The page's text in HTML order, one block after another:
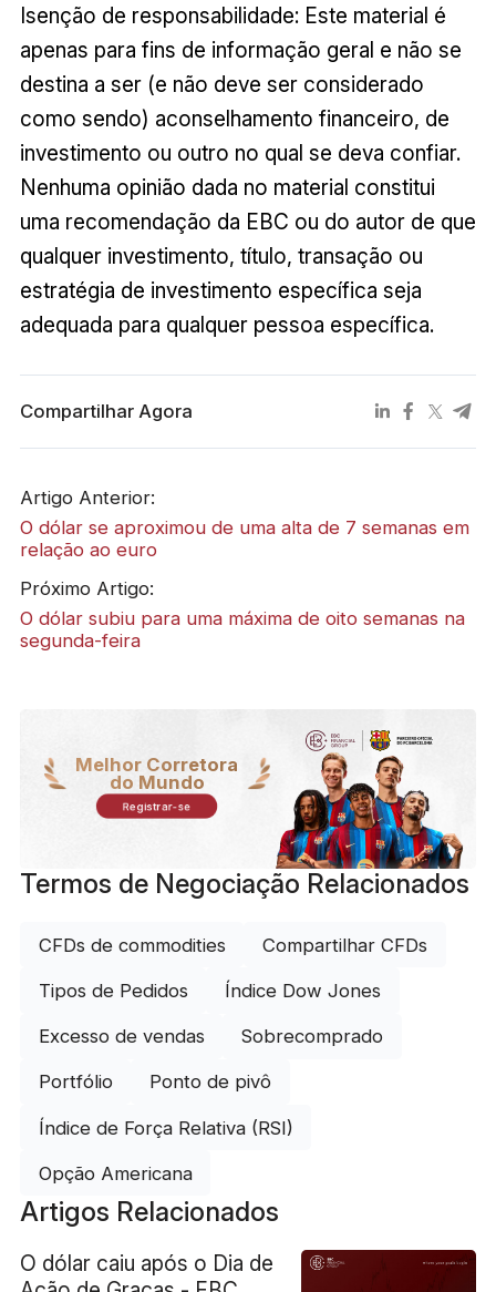
Isenção de responsabilidade: Este material é
apenas para fins de informação geral e não se
destina a ser (e não deve ser considerado
como sendo) aconselhamento financeiro, de
investimento ou outro no qual se deva confiar.
Nenhuma opinião dada no material constitui
uma recomendação da EBC ou do autor de que
qualquer investimento, título, transação ou
estratégia de investimento específica seja
adequada para qualquer pessoa específica.
Compartilhar Agora
Artigo Anterior:
O dólar se aproximou de uma alta de 7 semanas em
relação ao euro
Próximo Artigo:
O dólar subiu para uma máxima de oito semanas na
segunda-feira
Melhor Corretora
do Mundo
Registrar-se
Termos de Negociação Relacionados
CFDs de commodities Compartilhar CFDs
Tipos de Pedidos Índice Dow Jones
Excesso de vendas Sobrecomprado
Portfólio Ponto de pivô
Índice de Força Relativa (RSI)
Opção Americana
Artigos Relacionados
O dólar caiu após o Dia de